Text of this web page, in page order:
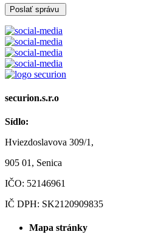
Poslať správu
securion.s.r.o
Sídlo:
Hviezdoslavova 309/1,
905 01, Senica
IČO: 52146961
IČ DPH: SK2120909835
Mapa stránky